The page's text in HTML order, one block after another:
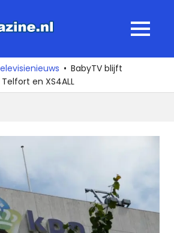
MENU
BabyTV blijft
en XS4ALL